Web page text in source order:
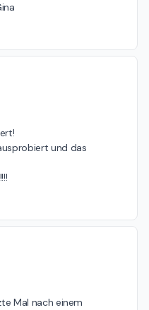
und das
Mal nach einem